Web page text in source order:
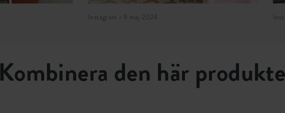
Instagram • 9 maj 2024
Kombinera den här